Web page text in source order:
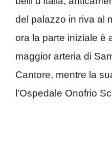
del palazzo in riva al
ora la parte iniziale è
maggior arteria di
Cantore, mentre la
l’Ospedale Onofrio